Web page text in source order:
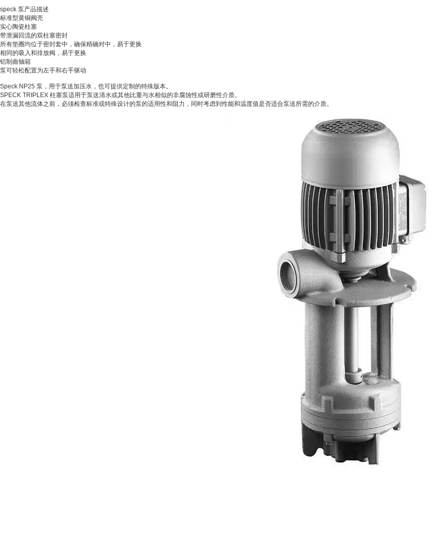
speck 泵产品描述
标准型黄铜阀壳
实心陶瓷柱塞
带泄漏回流的双柱塞密封
所有垫圈均位于密封套中，确保精确对中，易于更换
相同的吸入和排放阀，易于更换
铝制曲轴箱
泵可轻松配置为左手和右手驱动
Speck NP25 泵，用于泵送加压水，也可提供定制的特殊版本。
SPECK TRIPLEX 柱塞泵适用于泵送清水或其他比重与水相似的非腐蚀性或研磨性介质。
在泵送其他流体之前，必须检查标准或特殊设计的泵的适用性和阻力，同时考虑到性能和温度值是否适合泵送所需的介质。